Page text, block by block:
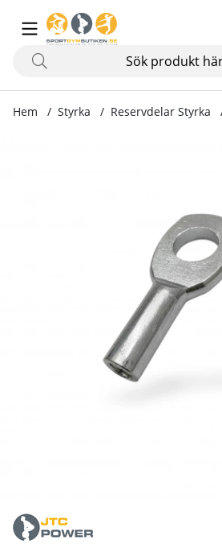
Hem Styrka Reservdelar Styrka